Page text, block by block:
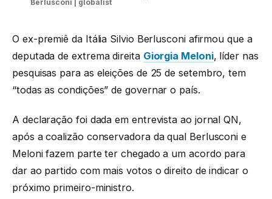
Berlusconi | globalist
O ex-premiê da Itália Silvio Berlusconi afirmou que a
deputada de extrema direita Giorgia Meloni, líder nas
pesquisas para as eleições de 25 de setembro, tem
“todas as condições” de governar o país.
A declaração foi dada em entrevista ao jornal QN,
após a coalizão conservadora da qual Berlusconi e
Meloni fazem parte ter chegado a um acordo para
dar ao partido com mais votos o direito de indicar o
próximo primeiro-ministro.